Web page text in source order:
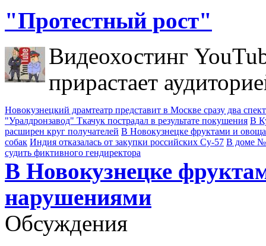
"Протестный рост"
Видеохостинг
прирастает
Новокузнецкий драмтеатр представит в Москве сразу два
"Уралдронзавод" Ткачук пострадал в результате покушения В
расширен круг получателей В Новокузнецке фруктами и
собак Индия отказалась от закупки российских Су-57 В доме
судить фиктивного гендиректора
В Новокузнецке
нарушениями
Обсуждения